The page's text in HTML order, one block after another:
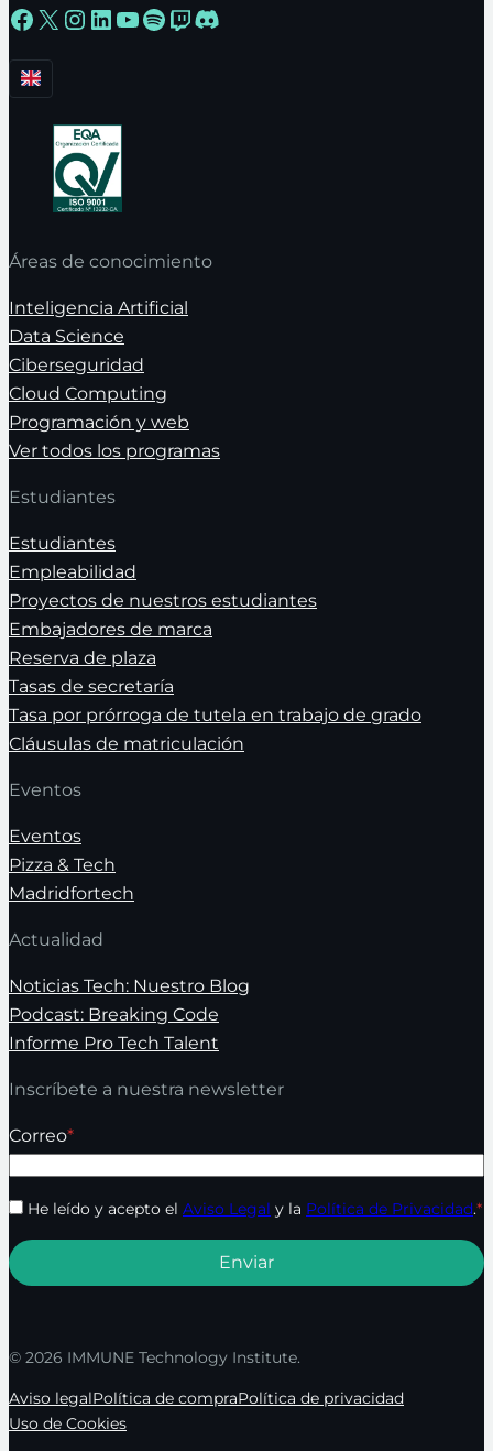
Facebook
X Instagram
LinkedIn
YouTube
Spotify
Twitch
Discord
Áreas de conocimiento
Inteligencia Artificial
Data Science
Ciberseguridad
Cloud Computing
Programación y web
Ver todos los programas
Estudiantes
Estudiantes
Empleabilidad
Proyectos de nuestros estudiantes
Embajadores de marca
Reserva de plaza
Tasas de secretaría
Tasa por prórroga de tutela en trabajo de grado
Cláusulas de matriculación
Eventos
Eventos
Pizza & Tech
Madridfortech
Actualidad
Noticias Tech: Nuestro Blog
Podcast: Breaking Code
Informe Pro Tech Talent
Inscríbete a nuestra newsletter
Correo*
He leído y acepto el Aviso Legal y la Política de Privacidad.*
© 2026 IMMUNE Technology Institute.
Aviso legalPolítica de compraPolítica de privacidad
Uso de Cookies